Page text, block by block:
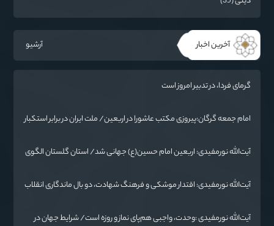
آخرین اخبار آرشیو
گرمای فردا، در تدبیر امروز است
امام جمعه گرگان:پیروزی مکتب عاشورا در اربعین/ ملت ایران در برابر استکبار
آیت‌الله نورمفیدی: اربعین امام حسین(ع) جهانی شد/ استان گلستان الگوی
آیت‌الله نورمفیدی: اقتدار موشکی و فرهنگ شهادت، دو بال ماندگاری انقلاب
آیت‌الله نورمفیدی :وحدت، واجبی هم‌پای نماز و روزه است/ شرایط جهان در